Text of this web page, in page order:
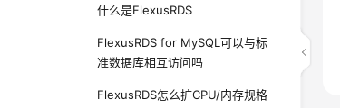
什么是FlexusRDS
FlexusRDS for MySQL可以与标
准数据库相互访问吗
FlexusRDS怎么扩CPU/内存规格